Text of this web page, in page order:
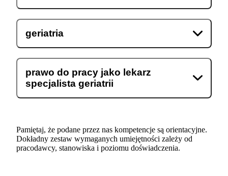
geriatria
prawo do pracy jako lekarz
specjalista geriatrii
Pamiętaj, że podane przez nas kompetencje są orientacyjne.
Dokładny zestaw wymaganych umiejętności zależy od
pracodawcy, stanowiska i poziomu doświadczenia.